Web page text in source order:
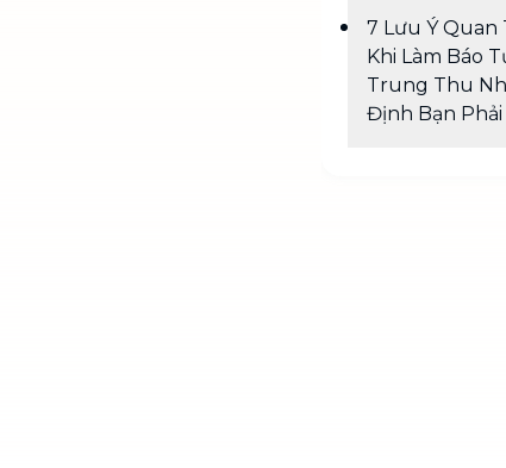
7 Lưu Ý Quan
Khi Làm Báo
Trung Thu
Định Bạn